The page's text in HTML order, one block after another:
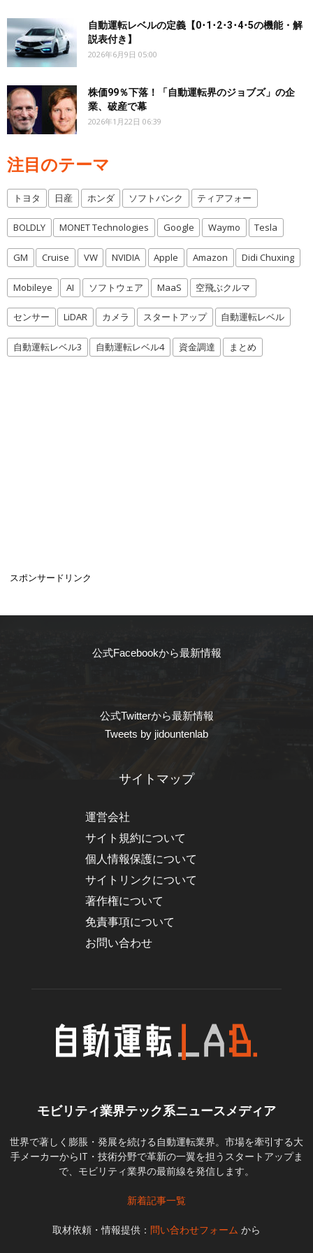
自動運転レベルの定義【0･1･2･3･4･5の機能・解
説表付き】
2026年6月9日 05:00
株価99％下落！「自動運転界のジョブズ」の企
業、破産で幕
2026年1月22日 06:39
注目のテーマ
トヨタ 日産 ホンダ ソフトバンク ティアフォー
BOLDLY MONET Technologies Google Waymo Tesla
GM Cruise VW NVIDIA Apple Amazon Didi Chuxing
Mobileye AI ソフトウェア MaaS 空飛ぶクルマ
センサー LiDAR カメラ スタートアップ 自動運転レベル
自動運転レベル3 自動運転レベル4 資金調達 まとめ
スポンサードリンク
公式Facebookから最新情報
公式Twitterから最新情報
Tweets by jidountenlab
サイトマップ
運営会社
サイト規約について
個人情報保護について
サイトリンクについて
著作権について
免責事項について
お問い合わせ
モビリティ業界テック系ニュースメディア
世界で著しく膨脹・発展を続ける自動運転業界。市場を牽引する大
手メーカーからIT・技術分野で革新の一翼を担うスタートアップま
で、モビリティ業界の最前線を発信します。
新着記事一覧
取材依頼・情報提供： 問い合わせフォーム から